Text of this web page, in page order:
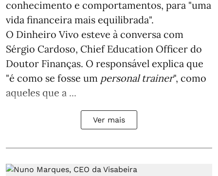
conhecimento e comportamentos, para "uma
vida financeira mais equilibrada".
O Dinheiro Vivo esteve à conversa com
Sérgio Cardoso, Chief Education Officer do
Doutor Finanças. O responsável explica que
"é como se fosse um personal trainer", como
aqueles que a ...
Ver mais